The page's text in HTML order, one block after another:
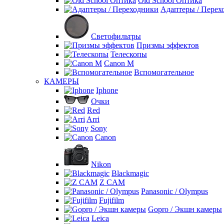
Адаптеры /
Светофильтры
Призмы эффектов
Телескопы
Canon M
Вспомогательное
КАМЕРЫ
Iphone
Очки
Red
Arri
Sony
Canon
Nikon
Blackmagic
Z CAM
Panasonic / Olympus
Fujifilm
Gopro / Экшн камеры
Leica